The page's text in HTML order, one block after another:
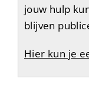
jouw hulp
blijven
Hier kun je